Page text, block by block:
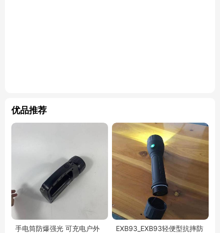
优品推荐
手电筒防爆强光 可充电户外
EXB93_EXB93轻便型抗摔防